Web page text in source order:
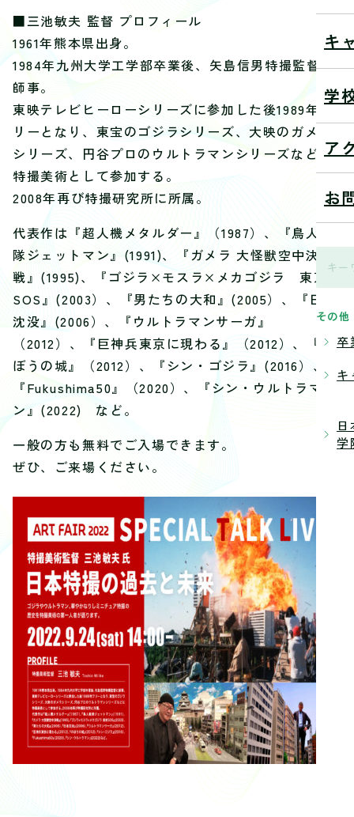
キ
学
ア
お
その他
卒
キ
学
■三池敏夫 監督 プロフィール
1961年熊本県出身。
1984年九州大学工学部卒業後、矢島信男特撮監督に
師事。
東映テレビヒーローシリーズに参加した後1989年フ
リーとなり、東宝のゴジラシリーズ、大映のガメラ
シリーズ、円谷プロのウルトラマンシリーズなどに
特撮美術として参加する。
2008年再び特撮研究所に所属。
代表作は『超人機メタルダー』（1987）、『鳥人戦
隊ジェットマン』(1991)、『ガメラ 大怪獣空中決
戦』(1995)、『ゴジラ×モスラ×メカゴジラ 東京
SOS』(2003）、『男たちの大和』(2005）、『日本
沈没』(2006）、『ウルトラマンサーガ』
（2012）、『巨神兵東京に現わる』（2012）、『の
ぼうの城』（2012）、『シン・ゴジラ』(2016）、
『Fukushima50』（2020）、『シン・ウルトラマ
ン』(2022) など。
一般の方も無料でご入場できます。
ぜひ、ご来場ください。